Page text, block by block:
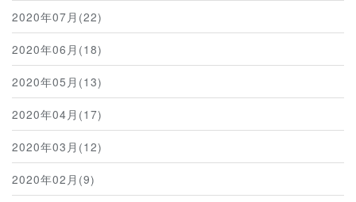
2020年07月(22)
2020年06月(18)
2020年05月(13)
2020年04月(17)
2020年03月(12)
2020年02月(9)